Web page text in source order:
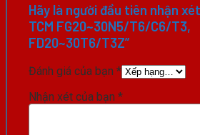
Hãy là người đầu tiên nhận xét
TCM FG20~30N5/T6/C6/T3,
FD20~30T6/T3Z”
Đánh giá của bạn *
Nhận xét của bạn *